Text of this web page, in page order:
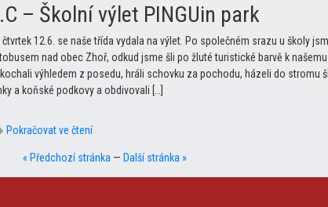
– Školní výlet PINGUin park
čtvrtek 12.6. se naše třída vydala na výlet. Po společném srazu u školy
nad obec Zhoř, odkud jsme šli po žluté turistické barvě k
výhledem z posedu, hráli schovku za pochodu, házeli do stromu
a koňské podkovy a obdivovali […]
Pokračovat ve čtení
« Předchozí stránka — Další stránka »